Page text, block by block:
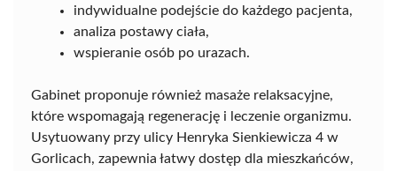
indywidualne podejście do każdego pacjenta,
analiza postawy ciała,
wspieranie osób po urazach.
Gabinet proponuje również masaże relaksacyjne,
które wspomagają regenerację i leczenie organizmu.
Usytuowany przy ulicy Henryka Sienkiewicza 4 w
Gorlicach, zapewnia łatwy dostęp dla mieszkańców,